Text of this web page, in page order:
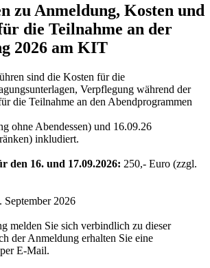
zu Anmeldung, Kosten und
die Teilnahme an der
2026 am KIT
sind die Kosten für die
Verpflegung während der
die Teilnahme an den Abendprogrammen
ohne Abendessen) und 16.09.26
inkludiert.
den 16. und 17.09.2026: 250,- Euro (zzgl.
September 2026
melden Sie sich verbindlich zu dieser
der Anmeldung erhalten Sie eine
E-Mail.